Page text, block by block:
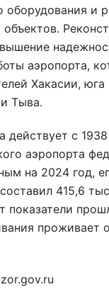
оборудования и
аэропорта,
Хакасии, юга
Тыва.
действует с
аэропорта
на 2024 год,
415,6
показатели
проживает